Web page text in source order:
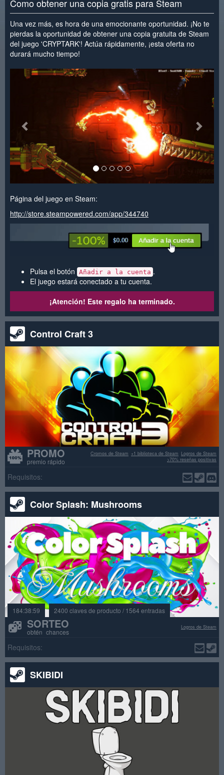
Como obtener una copia gratis para Steam
Una vez más, es hora de una emocionante oportunidad. ¡No te
pierdas la oportunidad de obtener una copia gratuita de Steam
del juego 'CRYPTARK'! Actúa rápidamente, ¡esta oferta no
durará mucho tiempo!
< >
Página del juego en Steam:
http://store.steampowered.com/app/344740
Pulsa el botón Añadir a la cuenta .
El juego estará conectado a tu cuenta.
¡Atención! Este regalo ha terminado.
Control Craft 3
PROMO
premio rápido
Logros de Steam
+1 biblioteca de Steam
Cromos de Steam
>70% reseñas positivas
Requisitos:
Color Splash: Mushrooms
184:38:59 2400 claves de producto / 1564 entradas
SORTEO
obtén chances
Logros de Steam
Requisitos:
SKIBIDI